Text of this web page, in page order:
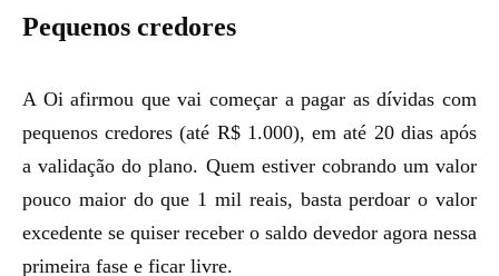
Pequenos credores
A Oi afirmou que vai começar a pagar as dívidas com
pequenos credores (até R$ 1.000), em até 20 dias após
a validação do plano. Quem estiver cobrando um valor
pouco maior do que 1 mil reais, basta perdoar o valor
excedente se quiser receber o saldo devedor agora nessa
primeira fase e ficar livre.